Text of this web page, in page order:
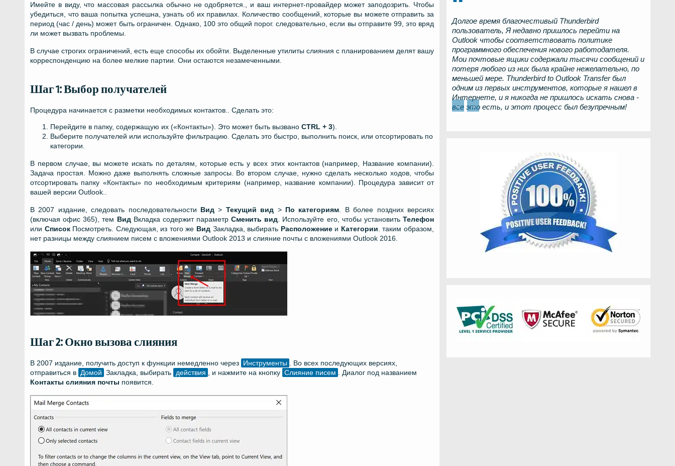
Имейте в виду, что массовая рассылка обычно не одобряется., и ваш интернет-провайдер может заподозрить. Чтобы
убедиться, что ваша попытка успешна, узнать об их правилах. Количество сообщений, которые вы можете отправить за
период (час / день) может быть ограничен. Однако, 100 это общий порог. следовательно, если вы отправите 99, это вряд
ли может вызвать проблемы.
В случае строгих ограничений, есть еще способы их обойти. Выделенные утилиты слияния с планированием делят вашу
корреспонденцию на более мелкие партии. Они остаются незамеченными.
Шаг 1: Выбор получателей
Процедура начинается с разметки необходимых контактов.. Сделать это:
Перейдите в папку, содержащую их («Контакты»). Это может быть вызвано CTRL + 3).
Выберите получателей или используйте фильтрацию. Сделать это быстро, выполнить поиск, или отсортировать по
категории.
В первом случае, вы можете искать по деталям, которые есть у всех этих контактов (например, Название компании).
Задача простая. Можно даже выполнять сложные запросы. Во втором случае, нужно сделать несколько ходов, чтобы
отсортировать папку «Контакты» по необходимым критериям (например, название компании). Процедура зависит от
вашей версии Outlook..
В 2007 издание, следовать последовательности Вид > Текущий вид > По категориям . В более поздних версиях
(включая офис 365), тем ВидВкладка содержит параметрСменить вид . Используйте его, чтобы установитьТелефон
или СписокПосмотреть. Следующая, из того же Вид Закладка, выбирать Расположениеи Категории . таким образом,
нет разницы между слиянием писем с вложениями Outlook 2013 и слияние почты с вложениями Outlook 2016.
Шаг 2: Окно вызова слияния
В 2007 издание, получить доступ к функции немедленно через Инструменты
. Во всех последующих версиях,
отправиться в Домой Закладка, выбирать действия , и нажмите на кнопку Слияние писем
. Диалог под названием
Контакты слияния почты появится.
Долгое время благочестивый Thunderbird
пользователь, Я недавно пришлось перейти на
Outlook чтобы соответствовать политике
программного обеспечения нового работодателя.
Мои почтовые ящики содержали тысячи сообщений и
потеря любого из них была крайне нежелательно, по
меньшей мере. Thunderbird to Outlook Transferбыл
одним из первых инструментов, которые я нашел в
Интернете, и я никогда не пришлось искать снова -
все это есть, и этот процесс был безупречным!
← →